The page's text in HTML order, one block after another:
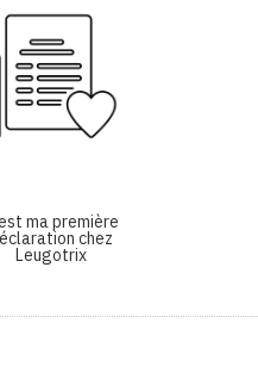
ma première
chez
Leugotrix